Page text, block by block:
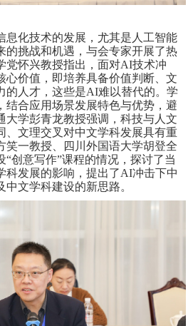
息化技术的发展，尤其是人工智能
的挑战和机遇，与会专家开展了热
党怀兴教授指出，面对AI技术冲
心价值，即培养具备价值判断、文
的人才，这些是AI难以替代的。学
结合应用场景发展特色与优势，避
大学彭青龙教授强调，科技与人文
、文理交叉对中文学科发展具有重
笑一教授、四川外国语大学胡登全
创意写作”课程的情况，探讨了当
科发展的影响，提出了AI冲击下中
文学科建设的新思路。